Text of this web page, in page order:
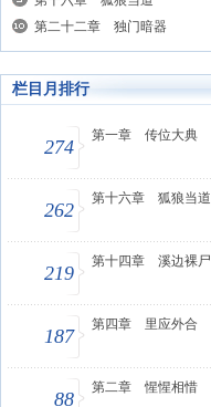
第二十二章 独门暗器
栏目月排行
274
第一章 传位大典
262
第十六章 狐狼当道
219
第十四章 溪边裸尸
187
第四章 里应外合
88
第二章 惺惺相惜